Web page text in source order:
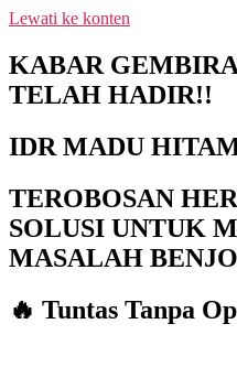
Lewati ke konten
KABAR
TELAH HADIR!!
IDR MADU
TEROBOSAN
SOLUSI UNTUK
MASALAH
🔥 Tuntas Tanpa
NEW PROMO !! BAYAR
INDONESIA KLIK PESAN
(NON COD - TRANSFER